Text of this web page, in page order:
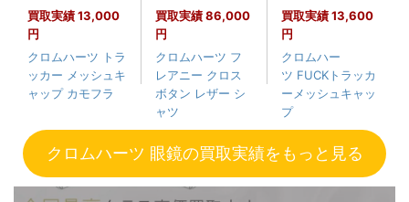
買取実績13,000
円
クロムハーツ トラ
ッカー メッシュキ
ャップ カモフラ
買取実績86,000
円
クロムハーツ フ
レアニー クロス
ボタン レザー シ
ャツ
買取実績13,600
円
クロムハー
ツ FUCKトラッカ
ーメッシュキャッ
プ
クロムハーツ 眼鏡の買取実績をもっと見る